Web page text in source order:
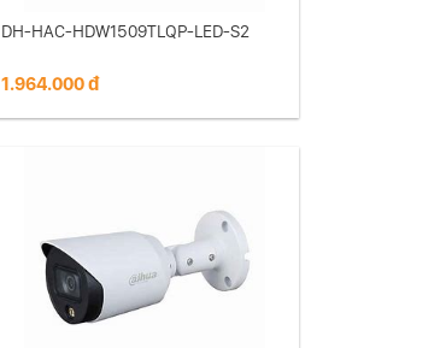
DH-HAC-HDW1509TLQP-LED-S2
1.964.000 đ